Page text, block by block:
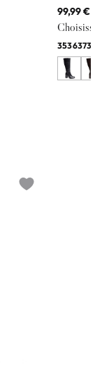
99,99 €
35363739